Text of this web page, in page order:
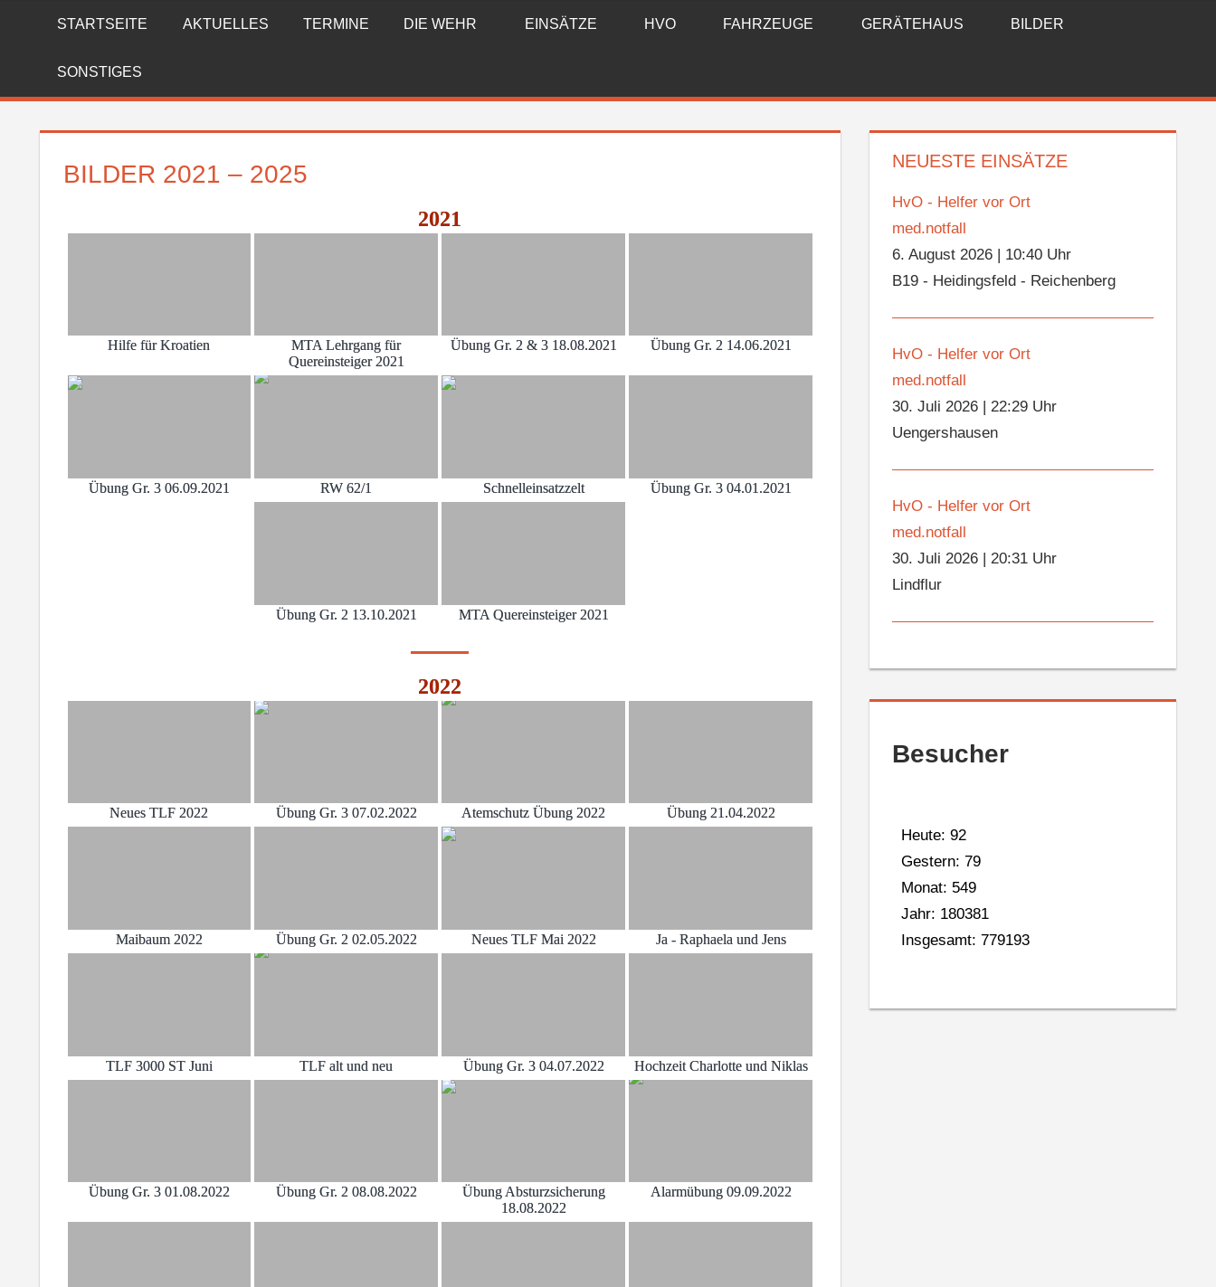
FREIWILLIGE
FEUERWEHR
REICHENBERG
STARTSEITE AKTUELLES TERMINE DIE WEHR EINSÄTZE HVO FAHRZEUGE GERÄTEHAUS BILDER
SONSTIGES
BILDER 2021 – 2025
2021
Hilfe für Kroatien
MTA Lehrgang für
Quereinsteiger 2021
Übung Gr. 2 & 3 18.08.2021 Übung Gr. 2 14.06.2021
Übung Gr. 3 06.09.2021 RW 62/1 Schnelleinsatzzelt Übung Gr. 3 04.01.2021
Übung Gr. 2 13.10.2021 MTA Quereinsteiger 2021
2022
Neues TLF 2022 Übung Gr. 3 07.02.2022 Atemschutz Übung 2022 Übung 21.04.2022
Maibaum 2022 Übung Gr. 2 02.05.2022 Neues TLF Mai 2022 Ja - Raphaela und Jens
TLF 3000 ST Juni TLF alt und neu Übung Gr. 3 04.07.2022 Hochzeit Charlotte und Niklas
Übung Gr. 3 01.08.2022 Übung Gr. 2 08.08.2022
Übung Absturzsicherung
18.08.2022
Alarmübung 09.09.2022
NEUESTE EINSÄTZE
HvO - Helfer vor Ort
med.notfall
6. August 2026
10:40 Uhr
B19 - Heidingsfeld - Reichenberg
HvO - Helfer vor Ort
med.notfall
30. Juli 2026 |22:29 Uhr
Uengershausen
HvO - Helfer vor Ort
med.notfall
30. Juli 2026 |20:31 Uhr
Lindflur
Besucher
Heute: 92
Gestern: 79
Monat: 549
Jahr: 180381
Insgesamt: 779193